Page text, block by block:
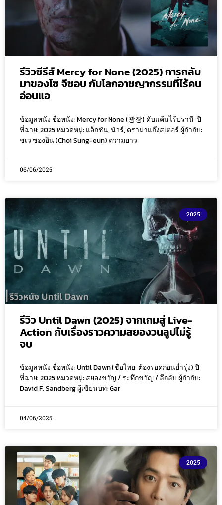
รีวิวซีรีส์ Mercy for None (2025) การกลับ
มาของโซ จีซอบ กับโลกอาชญากรรมที่ไร้คน
อ่อนแอ
ข้อมูลหนัง ชื่อหนัง: Mercy for None (광장) ดับแค้นไร้ปรานี ปี
ที่ฉาย: 2025 หมวดหมู่: แอ็กชัน, นัวร์, ดราม่าแก๊งสเตอร์ ผู้กำกับ:
ชเว ซองอึน (Choi Sung-eun) ความยาว
06/06/2025
2025
รีวิว Until Dawn (2025) จากเกมสู่ Live-
Action กับเรื่องราวความสยองวนลูปไม่รู้
จบ
ข้อมูลหนัง ชื่อหนัง: Until Dawn (ชื่อไทย: ต้องรอดก่อนย่ำรุ่ง) ปี
ที่ฉาย: 2025 หมวดหมู่: สยองขวัญ / ระทึกขวัญ / ลึกลับ ผู้กำกับ:
David F. Sandberg ผู้เขียนบท: Gar
04/06/2025
2025